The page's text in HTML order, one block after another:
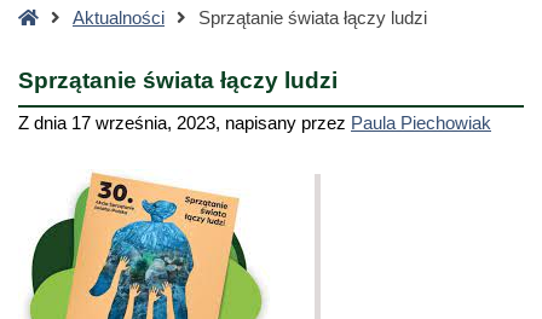
StronaAktualności Sprzątanie świata łączy ludzi
Sprzątanie świata łączy ludzi
Z dnia 17 września, 2023, napisany przez Paula Piechowiak